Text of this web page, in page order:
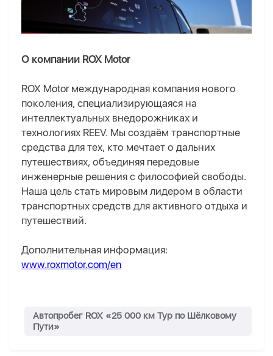
О компании ROX Motor
ROX Motor международная компания нового
поколения, специализирующаяся на
интеллектуальных внедорожниках и
технологиях REEV. Мы создаём транспортные
средства для тех, кто мечтает о дальних
путешествиях, объединяя передовые
инженерные решения с философией свободы.
Наша цель стать мировым лидером в области
транспортных средств для активного отдыха и
путешествий.
Дополнительная информация:
www.roxmotor.com/en
Автопробег ROX «25 000 км Тур по Шёлковому
Пути»